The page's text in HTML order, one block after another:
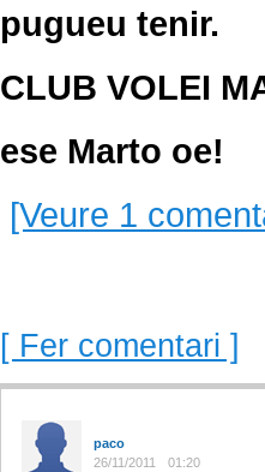
pugueu tenir.
CLUB VOLEI
ese Marto oe!
[Veure 1
[ Fer comentari ]
paco
26/11/2011
01:20